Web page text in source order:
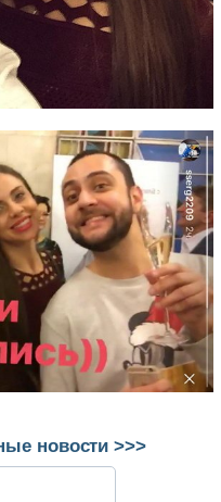
новости >>>